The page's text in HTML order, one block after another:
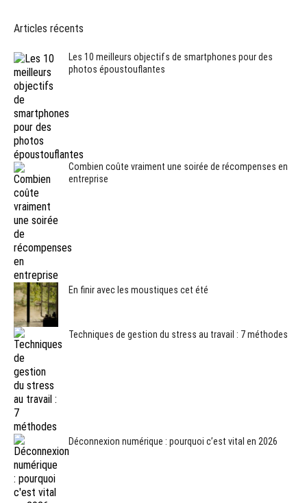
Articles récents
Les 10 meilleurs objectifs de smartphones pour des
photos époustouflantes
Combien coûte vraiment une soirée de récompenses en
entreprise
En finir avec les moustiques cet été
Techniques de gestion du stress au travail : 7 méthodes
Déconnexion numérique : pourquoi c’est vital en 2026